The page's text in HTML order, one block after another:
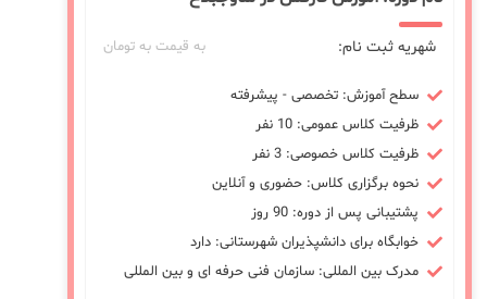
شهریه ثبت نام: به قیمت به تومان
سطح آموزش: تخصصی - پیشرفته
ظرفیت کلاس عمومی: 10 نفر
ظرفیت کلاس خصوصی: 3 نفر
نحوه برگزاری کلاس: حضوری و آنلاین
پشتیبانی پس از دوره: 90 روز
خوابگاه برای دانشپذیران شهرستانی: دارد
مدرک بین المللی: سازمان فنی حرفه ای و بین المللی